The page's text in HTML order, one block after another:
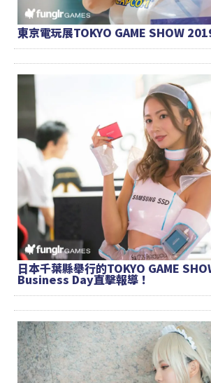
東京電玩展TOKYO GAME SHOW
日本千葉縣舉行的TOKYO GAME
Business Day直擊報導！